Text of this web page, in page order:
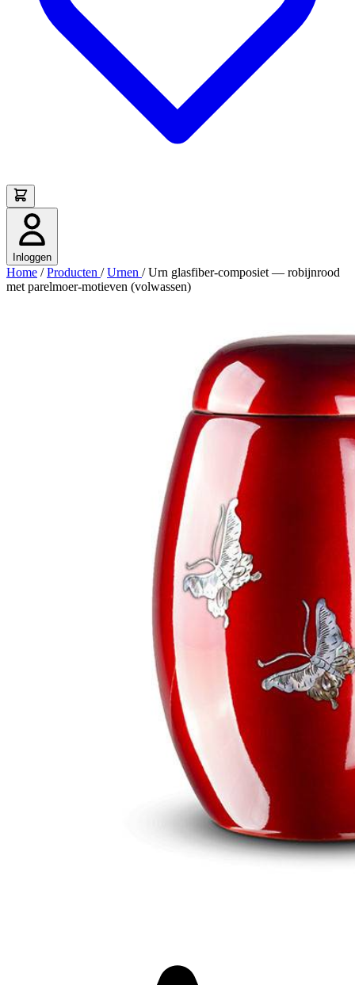
Inloggen
Home / Producten / Urnen / Urn glasfiber-composiet — robijnrood
met parelmoer-motieven (volwassen)